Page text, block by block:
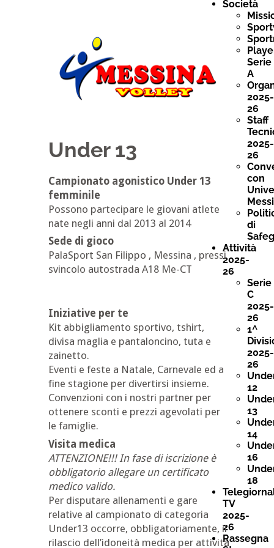
Under 13
Campionato agonistico Under 13
femminile
Possono partecipare le giovani atlete
nate negli anni dal 2013 al 2014
Società
Serie
A
2025-
26
Staff
2025-
26
con
di
Attività
2025-
26
Serie
C
2025-
26
1^
2025-
26
12
13
14
16
18
TV
2025-
26
Rassegna
Sede di gioco
PalaSport San Filippo , Messina , pressi
svincolo autostrada A18 Me-CT
Iniziative per te
Kit abbigliamento sportivo, tshirt,
divisa maglia e pantaloncino, tuta e
zainetto.
Eventi e feste a Natale, Carnevale ed a
fine stagione per divertirsi insieme.
Convenzioni con i nostri partner per
ottenere sconti e prezzi agevolati per
le famiglie.
Visita medica
ATTENZIONE!!! In fase di iscrizione è
obbligatorio allegare un certificato
medico valido.
Per disputare allenamenti e gare
relative al campionato di categoria
Under13 occorre, obbligatoriamente, il
rilascio dell’idoneità medica per attività